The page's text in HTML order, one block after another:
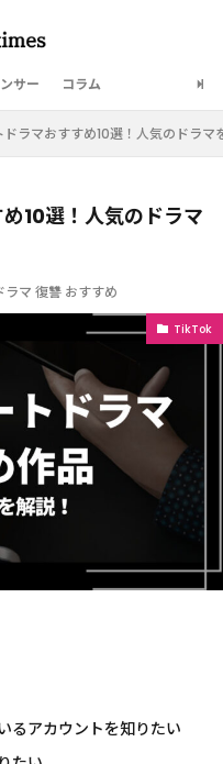
サー コラム
ラマおすすめ10選！人気のドラマ
10選！人気のドラマ
ラマ 復讐 おすすめ
TikTok
るアカウントを知りたい